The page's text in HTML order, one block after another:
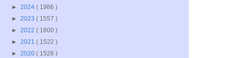
► 2024 ( 1986 )
► 2023 ( 1557 )
► 2022 ( 1600 )
► 2021 ( 1522 )
► 2020 ( 1526 )